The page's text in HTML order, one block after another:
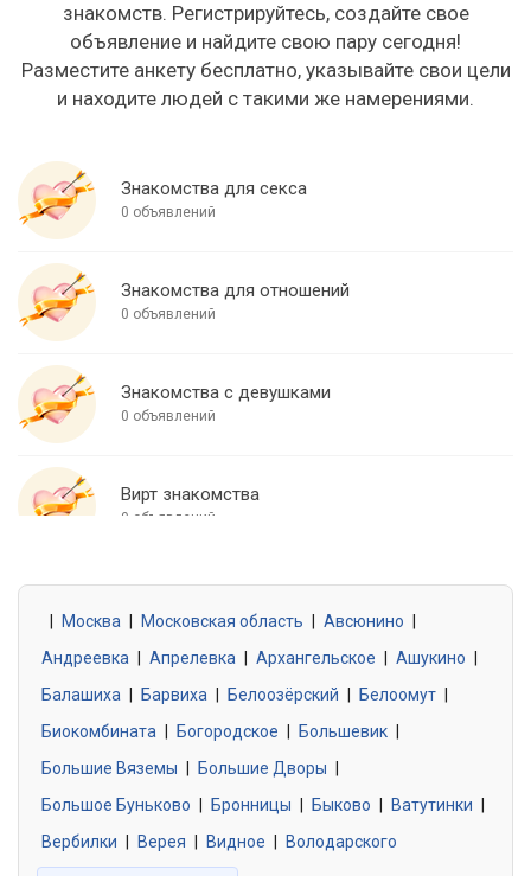
знакомств. Регистрируйтесь, создайте свое
объявление и найдите свою пару сегодня!
Разместите анкету бесплатно, указывайте свои цели
и находите людей с такими же намерениями.
Знакомства для секса
0 объявлений
Знакомства для отношений
0 объявлений
Знакомства с девушками
0 объявлений
Вирт знакомства
0 объявлений
0 объявлений
Знакомства без обязательств
0 объявлений
Москва Московская область Авсюнино
Андреевка
Апрелевка Архангельское Ашукино
Балашиха
Барвиха Белоозёрский Белоомут
Биокомбината
Богородское Большевик
Большие Вяземы
Большие Дворы
Большое Буньково
Бронницы Быково Ватутинки
Вербилки
Верея Видное Володарского